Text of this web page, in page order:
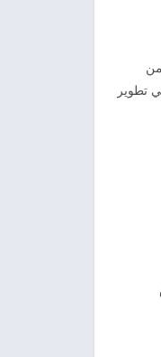
تطوير